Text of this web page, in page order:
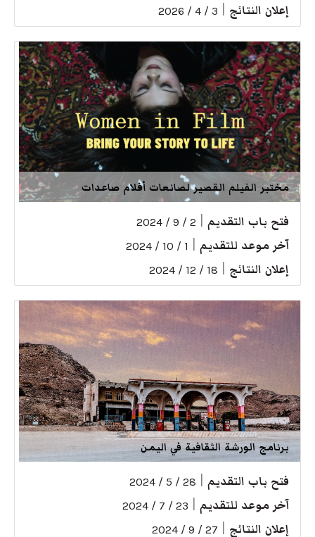
إعلان النتائج 3 / 4 / 2026
مختبر الفيلم القصير لصانعات أفلام صاعدات
فتح باب التقديم 2 / 9 / 2024
آخر موعد للتقديم 1 / 10 / 2024
إعلان النتائج 18 / 12 / 2024
برنامج الورشة الثقافية في اليمن
فتح باب التقديم 28 / 5 / 2024
آخر موعد للتقديم 23 / 7 / 2024
إعلان النتائج 27 / 9 / 2024